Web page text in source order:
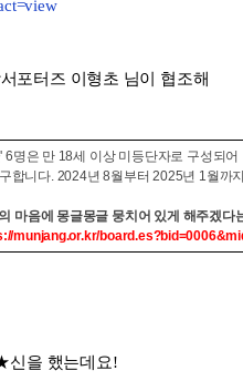
포터즈 이형초 님이 협조해
명은 만 18세 이상 미등단자로 구성되
합니다. 2024년 8월부터 2025년 1월
마음에 몽글몽글 뭉치어 있게 해주겠다
munjang.or.kr/
신을 했는데요!